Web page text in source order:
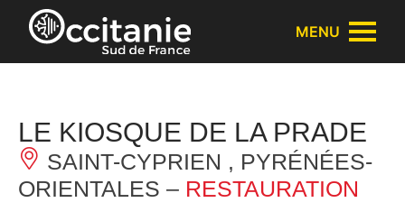
Panneau de gestion des cookies
MENU
LE KIOSQUE DE LA PRADE
SAINT-CYPRIEN , PYRÉNÉES-
ORIENTALES – RESTAURATION